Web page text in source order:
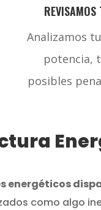
REVISAMOS
Analizamos
potencia,
posibles
energéticos
como algo